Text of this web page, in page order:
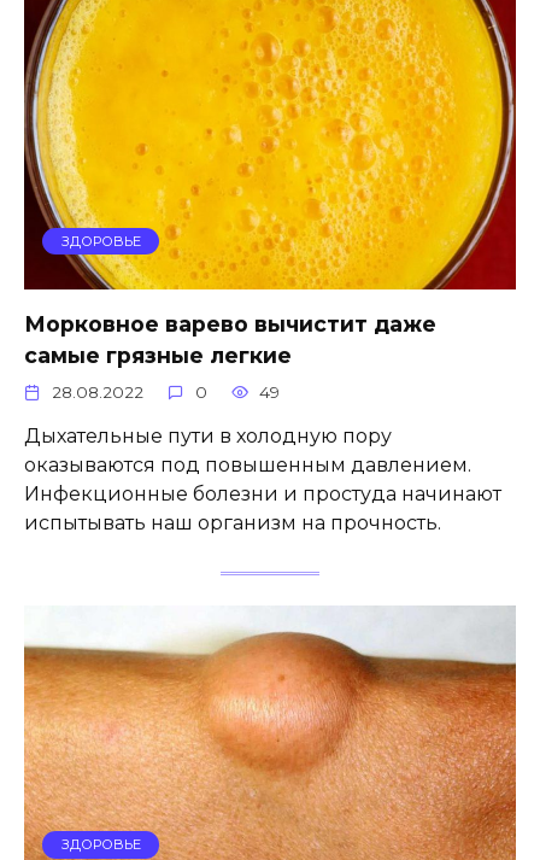
ЗДОРОВЬЕ
Морковное варево вычистит даже
самые грязные легкие
28.08.2022 0 49
Дыхательные пути в холодную пору
оказываются под повышенным давлением.
Инфекционные болезни и простуда начинают
испытывать наш организм на прочность.
ЗДОРОВЬЕ